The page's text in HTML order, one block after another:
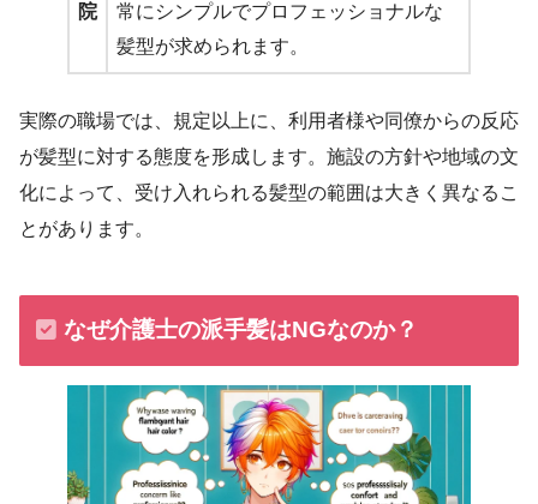
院
常にシンプルでプロフェッショナルな
髪型が求められます。
実際の職場では、規定以上に、利用者様や同僚からの反応
が髪型に対する態度を形成します。施設の方針や地域の文
化によって、受け入れられる髪型の範囲は大きく異なるこ
とがあります。
なぜ介護士の派手髪はNGなのか？